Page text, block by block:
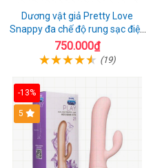
Dương vật giả Pretty Love
Snappy đa chế độ rung sạc điện
kích thích nữ
750.000₫
(19)
-13%
5